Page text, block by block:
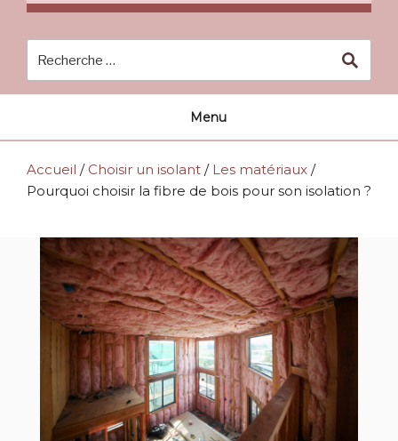
Menu
Accueil / Choisir un isolant / Les matériaux /
Pourquoi choisir la fibre de bois pour son isolation ?